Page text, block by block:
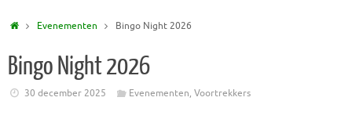
HomeEvenementen Bingo Night 2026
Bingo Night 2026
30 december 2025 Evenementen,Voortrekkers